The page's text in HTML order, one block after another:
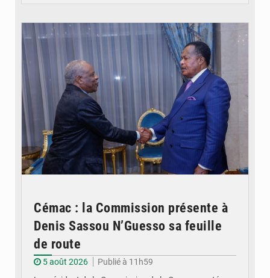
Cémac : la Commission présente à
Denis Sassou N’Guesso sa feuille
de route
5 août 2026
Publié à 11h59